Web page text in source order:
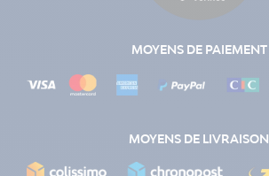
MOYENS DE PAIEMENT
MOYENS DE LIVRAISON